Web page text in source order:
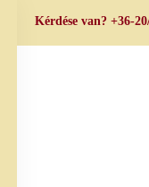
Kérdése van? +36-